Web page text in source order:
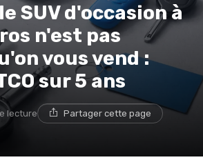
SUV d'occasion à
n'est pas
vous vend :
sur 5 ans
lecture Partager cette page